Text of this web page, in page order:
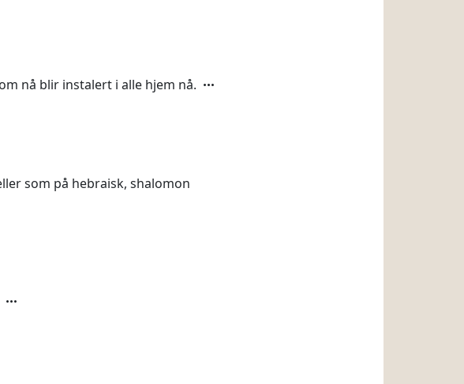
nå blir instalert i alle hjem nå.
som på hebraisk, shalomon